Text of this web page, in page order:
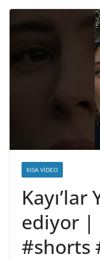
KISA VIDEO
ediyor |
#shorts